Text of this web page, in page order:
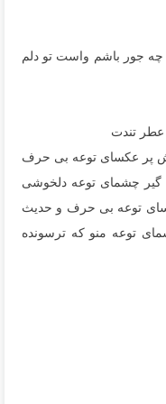
جور باشم واست تو دلم
عطر تندت
پر عکسای توعه بی حرف
گیر چشمای توعه دلخوشی
توعه بی حرف و حدیث
توعه منو که ترسونده